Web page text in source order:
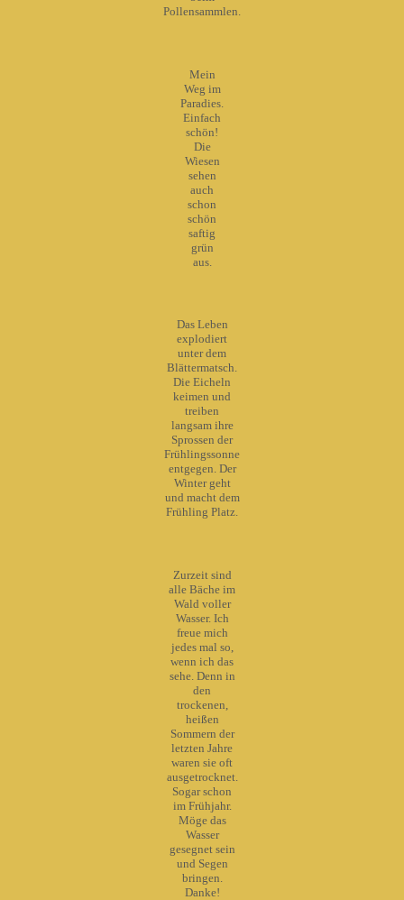
Pollensammlen.
Mein
Weg im
Paradies.
Einfach
schön!
Die
Wiesen
sehen
auch
schon
schön
saftig
grün
aus.
Das Leben
explodiert
unter dem
Blättermatsch.
Die Eicheln
keimen und
treiben
langsam ihre
Sprossen der
Frühlingssonne
entgegen. Der
Winter geht
und macht dem
Frühling Platz.
Zurzeit sind
alle Bäche im
Wald voller
Wasser. Ich
freue mich
jedes mal so,
wenn ich das
sehe. Denn in
den
trockenen,
heißen
Sommern der
letzten Jahre
waren sie oft
ausgetrocknet.
Sogar schon
im Frühjahr.
Möge das
Wasser
gesegnet sein
und Segen
bringen.
Danke!